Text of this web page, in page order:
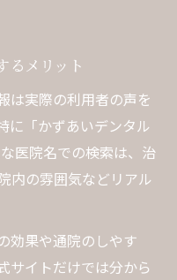
るメリット
は実際の利用者の声を
に「かずあいデンタル
医院名での検索は、治
内の雰囲気などリアル
効果や通院のしやす
サイトだけでは分から